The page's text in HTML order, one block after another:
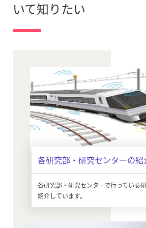
いて知りたい
各研究部・研究センターの紹
各研究部・研究センターで行っている
紹介しています。